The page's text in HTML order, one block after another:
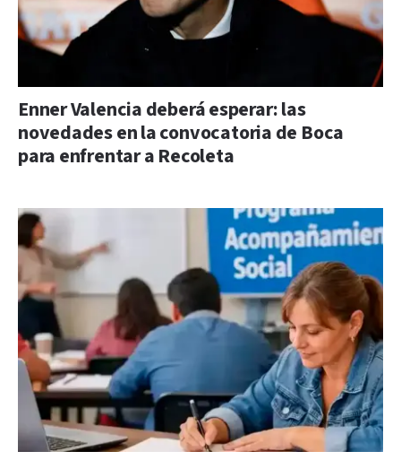
Enner Valencia deberá esperar: las
novedades en la convocatoria de Boca
para enfrentar a Recoleta